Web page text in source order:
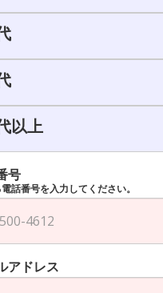
以上
号
話番号を入力してください。
アドレス